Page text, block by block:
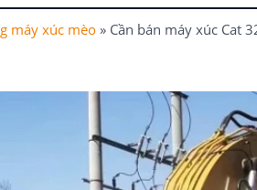
máy xúc mèo» Cần bán máy xúc Cat